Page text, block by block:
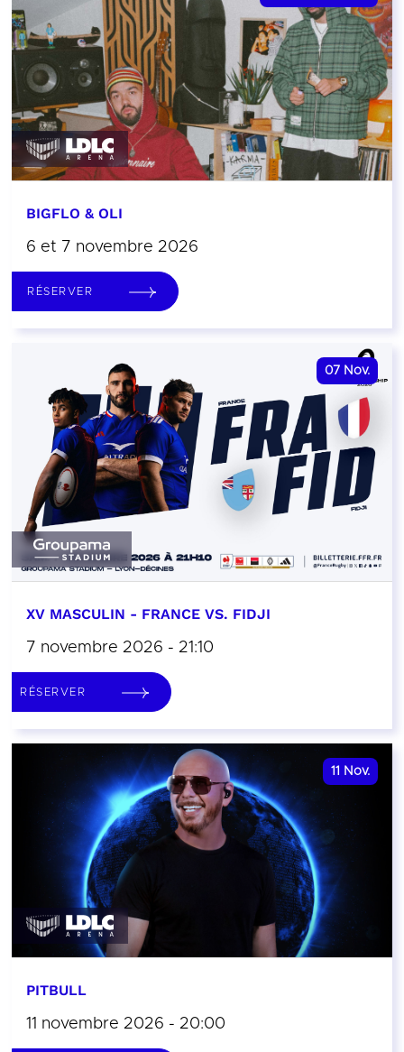
BIGFLO & OLI
6 et 7 novembre 2026
RÉSERVER
07 Nov.
XV MASCULIN - FRANCE VS. FIDJI
7 novembre 2026 - 21:10
RÉSERVER
11 Nov.
PITBULL
11 novembre 2026 - 20:00